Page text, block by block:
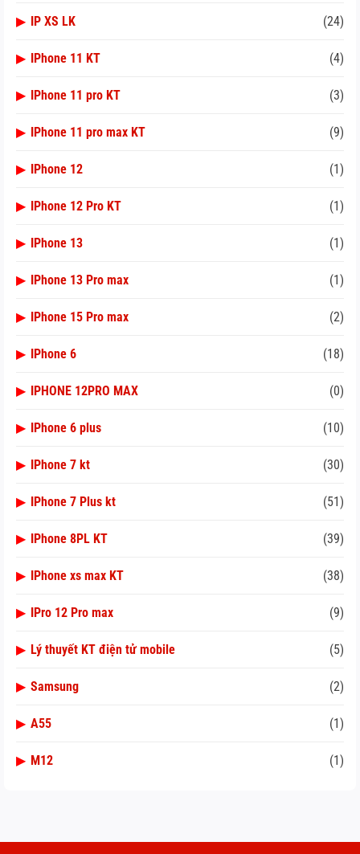
▶ IP XS LK (24)
▶ IPhone 11 KT (4)
▶ IPhone 11 pro KT (3)
▶ IPhone 11 pro max KT (9)
▶ IPhone 12 (1)
▶ IPhone 12 Pro KT (1)
▶ IPhone 13 (1)
▶ IPhone 13 Pro max (1)
▶ IPhone 15 Pro max (2)
▶ IPhone 6 (18)
▶ IPHONE 12PRO MAX (0)
▶ IPhone 6 plus (10)
▶ IPhone 7 kt (30)
▶ IPhone 7 Plus kt (51)
▶ IPhone 8PL KT (39)
▶ IPhone xs max KT (38)
▶ IPro 12 Pro max (9)
▶ Lý thuyết KT điện tử mobile (5)
▶ Samsung (2)
▶ A55 (1)
▶ M12 (1)